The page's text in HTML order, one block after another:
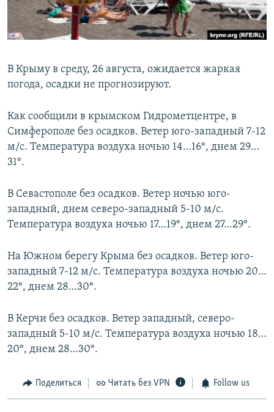
ПОБЕДИТЕЛЕЙ НЕ СУДЯТ?
КРЫМ.НЕПОКОРЕННЫЙ
УКРАИНСКАЯ ПРОБЛЕМА КРЫМА
ПРИСОЕДИНЯЙТЕСЬ!
Все сайты RFE/RL
В Крыму в среду, 26 августа, ожидается жаркая
погода, осадки не прогнозируют.
Как сообщили в крымском Гидрометцентре, в
Симферополе без осадков. Ветер юго-западный 7-12
м/с. Температура воздуха ночью 14…16°, днем 29…
31°.
В Севастополе без осадков. Ветер ночью юго-
западный, днем северо-западный 5-10 м/с.
Температура воздуха ночью 17…19°, днем 27…29°.
На Южном берегу Крыма без осадков. Ветер юго-
западный 7-12 м/с. Температура воздуха ночью 20…
22°, днем 28…30°.
В Керчи без осадков. Ветер западный, северо-
западный 5-10 м/с. Температура воздуха ночью 18…
20°, днем 28…30°.
Поделиться Читать без VPN Follow us